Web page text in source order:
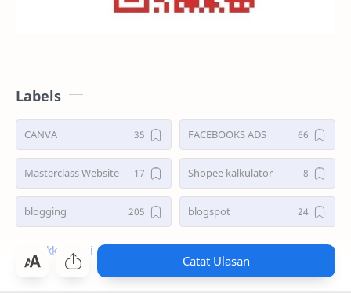
Catat Ulasan
Labels
CANVA FACEBOOKS ADS
Masterclass Website Shopee kalkulator
blogging blogspot
shopee